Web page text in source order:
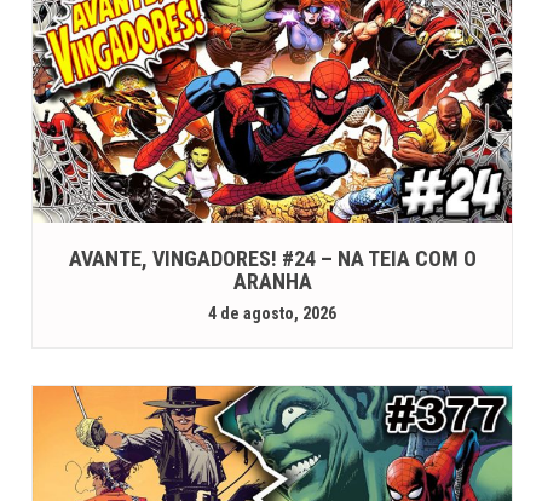
AVANTE, VINGADORES! #24 – NA TEIA COM O
ARANHA
4 de agosto, 2026